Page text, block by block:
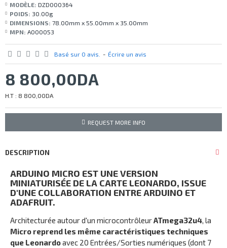
MODÈLE: DZD000364
POIDS: 30.00g
DIMENSIONS: 78.00mm x 55.00mm x 35.00mm
MPN: A000053
Basé sur 0 avis. - Écrire un avis
8 800,00DA
H.T : 8 800,00DA
REQUEST MORE INFO
DESCRIPTION
ARDUINO MICRO EST UNE VERSION
MINIATURISÉE DE LA CARTE LEONARDO, ISSUE
D'UNE COLLABORATION ENTRE ARDUINO ET
ADAFRUIT.
Architecturée autour d'un microcontrôleurATmega32u4, la
Micro reprend les même caractéristiques techniques
que Leonardoavec 20 Entrées/Sorties numériques (dont 7